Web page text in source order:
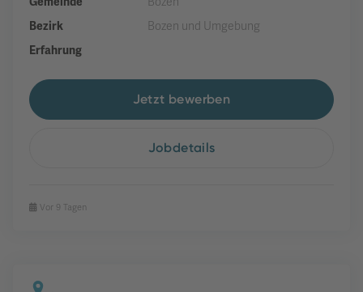
Bezirk
Bozen und Umgebung
Erfahrung
Jetzt bewerben
Jobdetails
Vor 9 Tagen